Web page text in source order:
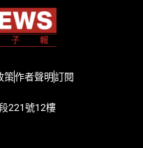
策作者聲明訂閱
221號12樓